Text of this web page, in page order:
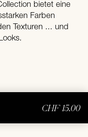
bietet eine
Farben
Texturen ... und
CHF 15.00